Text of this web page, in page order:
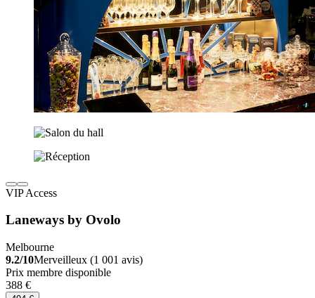
VIP Access
Laneways by Ovolo
Melbourne
9.2/10Merveilleux (1 001 avis)
Prix membre disponible
388 €